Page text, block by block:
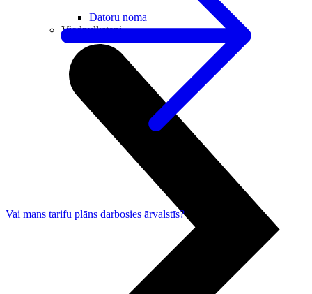
Datoru noma
Viedpulksteņi
Vai mans tarifu plāns darbosies ārvalstīs?